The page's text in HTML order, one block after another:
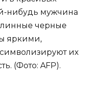
нибудь мужчина
черные
яркими,
их
(Фото: AFP).